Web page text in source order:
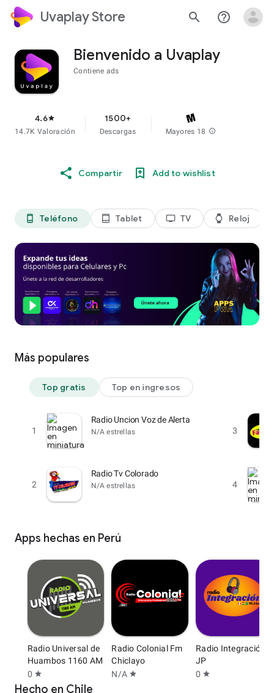
Uvaplay Store search help_outline
Bienvenido a Uvaplay
Contiene ads
4.6star
14.7K Valoración
1500+
Descargas Mayores 18 info
Compartir Add to wishlist
phone_android Teléfono tablet_android Tablet tv TV watch Reloj
Más populares
Top gratis Top en ingresos
1
Radio Uncion Voz de Alerta
N/A estrellas
2
Radio Tv Colorado
N/A estrellas
3
4
Apps hechas en Perú
Radio Universal de
Huambos 1160 AM
0 star
Radio Colonial Fm
Chiclayo
N/A star
Radio Integración
JP
0 star
Hecho en Chile